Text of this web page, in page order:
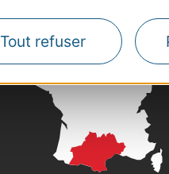
Tout refuser